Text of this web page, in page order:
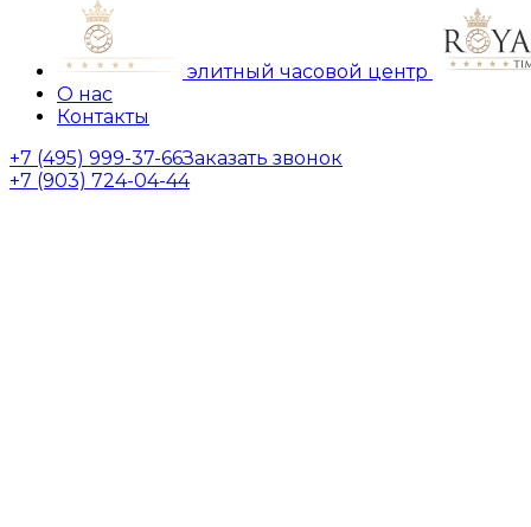
элитный часовой центр
О нас
Контакты
+7 (495) 999-37-66Заказать звонок
+7 (903) 724-04-44